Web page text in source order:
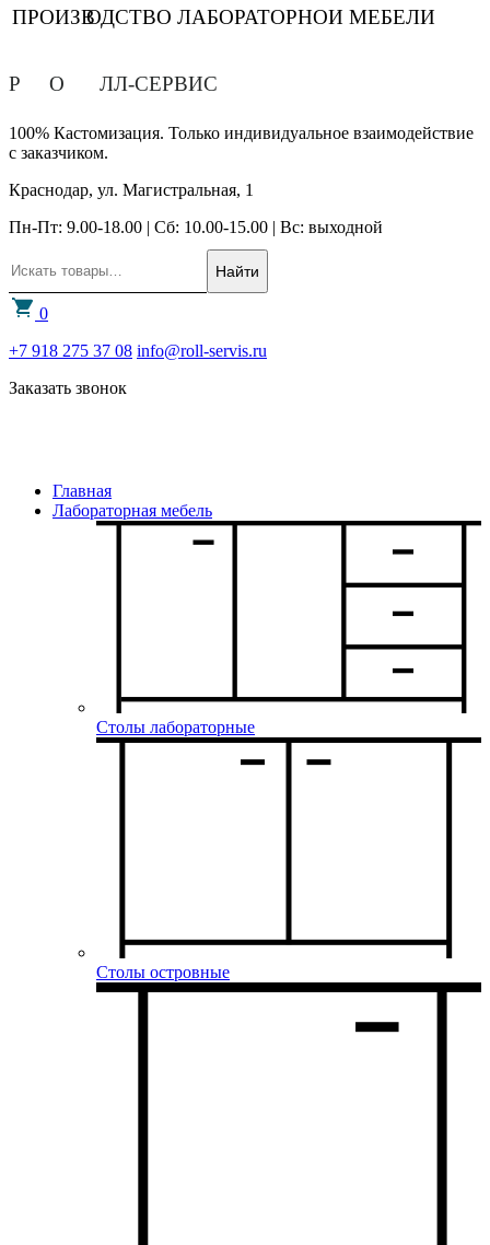
Р О ЛЛ-СЕРВИС
ПРОИЗВОДСТВО ЛАБОРАТОРНОЙ МЕБЕЛИ
100% Кастомизация. Только индивидуальное взаимодействие
с заказчиком.
Краснодар, ул. Магистральная, 1
Пн-Пт: 9.00-18.00 | Сб: 10.00-15.00 | Вс: выходной
Найти
0
+7 918 275 37 08 info@roll-servis.ru
Заказать звонок
Главная
Лабораторная мебель
Столы лабораторные
Столы островные